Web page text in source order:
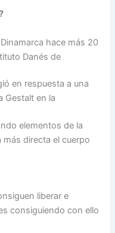
hace más 20
Danés de
en respuesta a una
Gestalt en la
elementos de la
directa el cuerpo
liberar e
consiguiendo con ello